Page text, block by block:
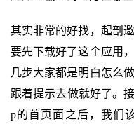
其实非常的好找，起剖
要先下载好了这个应用
几步大家都是明白怎么
跟着提示去做就好了。
p的首页面之后，我们